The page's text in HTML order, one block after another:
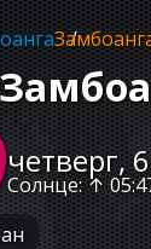
четверг,
Солнце: ↑